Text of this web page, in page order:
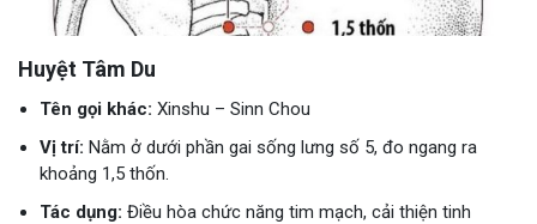
Huyệt Tâm Du
Tên gọi khác: Xinshu – Sinn Chou
Vị trí: Nằm ở dưới phần gai sống lưng số 5, đo ngang ra
khoảng 1,5 thốn.
Tác dụng: Điều hòa chức năng tim mạch, cải thiện tinh